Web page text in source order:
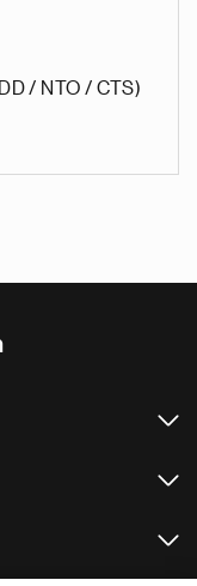
/ NTO / CTS)